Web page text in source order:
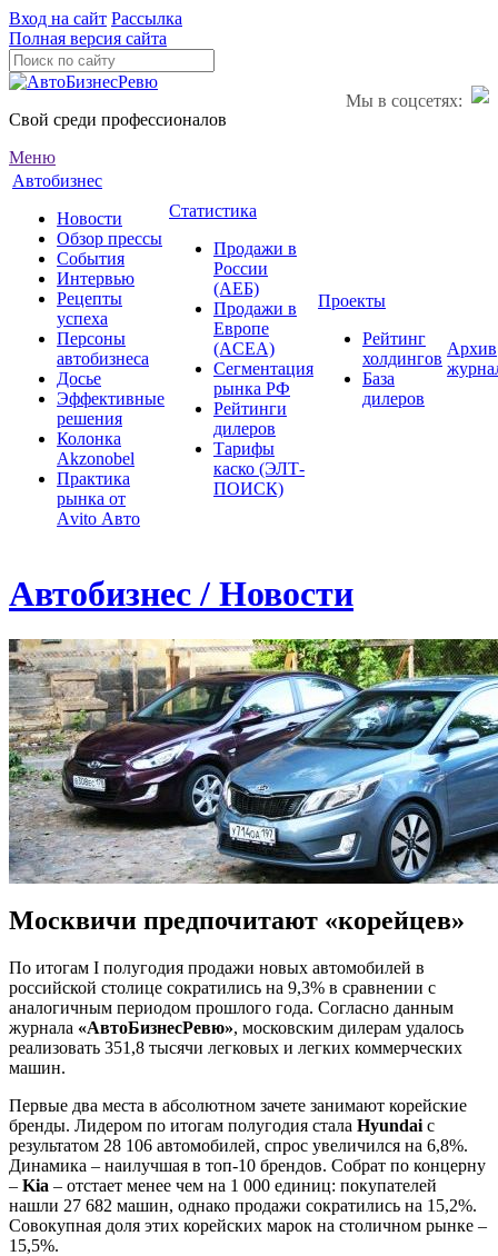
Вход на сайт Рассылка
Полная версия сайта
Мы в соцсетях:
Свой среди профессионалов
Меню
Автобизнес
Новости
Обзор прессы
События
Интервью
Рецепты
успеха
Персоны
автобизнеса
Досье
Эффективные
решения
Колонка
Akzonobel
Практика
рынка от
Аvito Авто
Статистика
Продажи в
России
(АЕБ)
Продажи в
Европе
(ACEA)
Сегментация
рынка РФ
Рейтинги
дилеров
Тарифы
каско (ЭЛТ-
ПОИСК)
Проекты
Рейтинг
холдингов
База
дилеров
Архив
Автобизнес / Новости
Москвичи предпочитают «корейцев»
По итогам I полугодия продажи новых автомобилей в
российской столице сократились на 9,3% в сравнении с
аналогичным периодом прошлого года. Согласно данным
журнала «АвтоБизнесРевю», московским дилерам удалось
реализовать 351,8 тысячи легковых и легких коммерческих
машин.
Первые два места в абсолютном зачете занимают корейские
бренды. Лидером по итогам полугодия стала Hyundai c
результатом 28 106 автомобилей, спрос увеличился на 6,8%.
Динамика – наилучшая в топ-10 брендов. Собрат по концерну
– Kia – отстает менее чем на 1 000 единиц: покупателей
нашли 27 682 машин, однако продажи сократились на 15,2%.
Совокупная доля этих корейских марок на столичном рынке –
15,5%.